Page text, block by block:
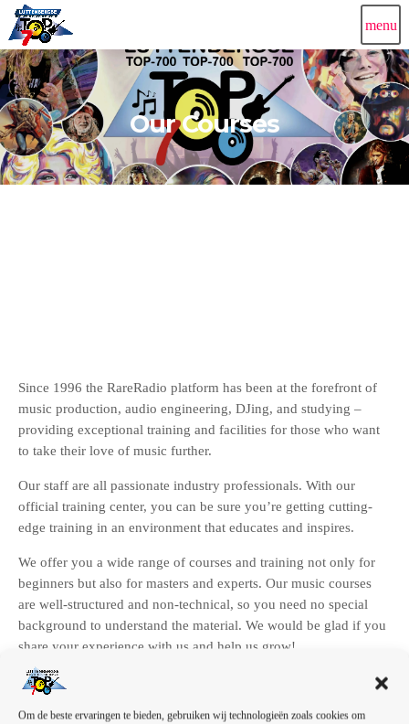
Om de beste ervaringen te bieden, gebruiken wij technologieën zoals cookies om
menu
Our Courses
Since 1996 the RareRadio platform has been at the forefront of
music production, audio engineering, DJing, and studying –
providing exceptional training and facilities for those who want
to take their love of music further.
Our staff are all passionate industry professionals. With our
official training center, you can be sure you’re getting cutting-
edge training in an environment that educates and inspires.
We offer you a wide range of courses and training not only for
beginners but also for masters and experts. Our music courses
are well-structured and non-technical, so you need no special
background to understand the material. We would be glad if you
share your experience with us and help us grow!